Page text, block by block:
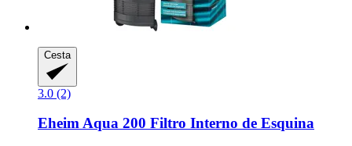
Cesta
3.0 (2)
EheimAqua 200 Filtro Interno de Esquina